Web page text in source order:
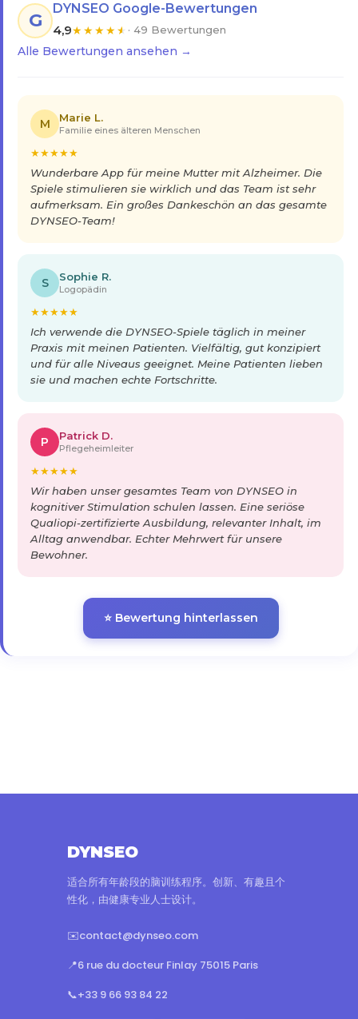
G
DYNSEO Google-Bewertungen
4,9★★★★★ · 49 Bewertungen
Alle Bewertungen ansehen →
M Marie L.
Familie eines älteren Menschen
★★★★★
Wunderbare App für meine Mutter mit Alzheimer. Die
Spiele stimulieren sie wirklich und das Team ist sehr
aufmerksam. Ein großes Dankeschön an das gesamte
DYNSEO-Team!
S Sophie R.
Logopädin
★★★★★
Ich verwende die DYNSEO-Spiele täglich in meiner
Praxis mit meinen Patienten. Vielfältig, gut konzipiert
und für alle Niveaus geeignet. Meine Patienten lieben
sie und machen echte Fortschritte.
P Patrick D.
Pflegeheimleiter
★★★★★
Wir haben unser gesamtes Team von DYNSEO in
kognitiver Stimulation schulen lassen. Eine seriöse
Qualiopi-zertifizierte Ausbildung, relevanter Inhalt, im
Alltag anwendbar. Echter Mehrwert für unsere
Bewohner.
⭐ Bewertung hinterlassen
DYNSEO
适合所有年龄段的脑训练程序。创新、有趣且个
性化，由健康专业人士设计。
✉️contact@dynseo.com
📍6 rue du docteur Finlay 75015 Paris
📞+33 9 66 93 84 22